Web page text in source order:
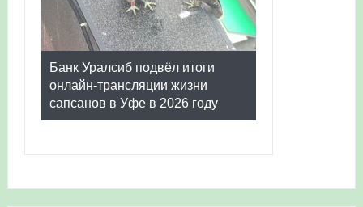
Банк Уралсиб подвёл итоги
онлайн-трансляции жизни
сапсанов в Уфе в 2026 году